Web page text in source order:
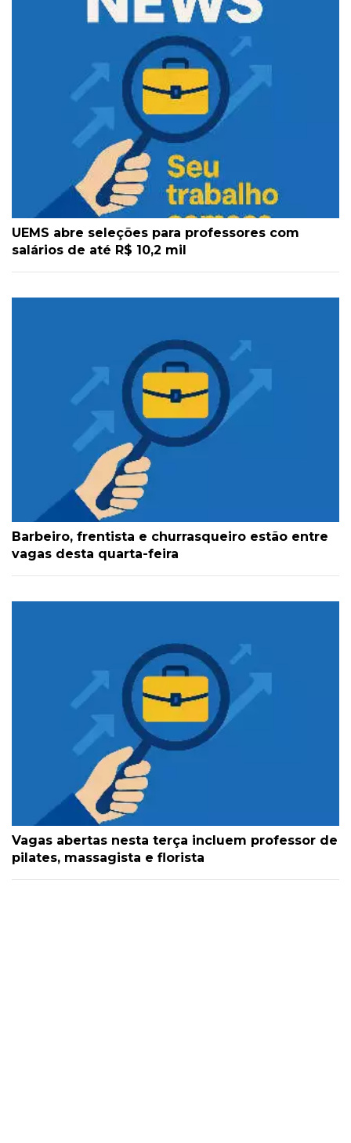
UEMS abre seleções para professores com
salários de até R$ 10,2 mil
Barbeiro, frentista e churrasqueiro estão entre
vagas desta quarta-feira
Vagas abertas nesta terça incluem professor de
pilates, massagista e florista